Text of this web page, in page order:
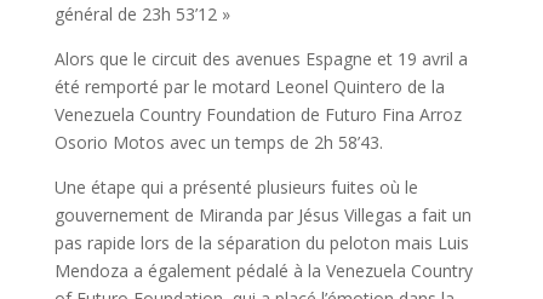
général de 23h 53’12 »
Alors que le circuit des avenues Espagne et 19 avril a
été remporté par le motard Leonel Quintero de la
Venezuela Country Foundation de Futuro Fina Arroz
Osorio Motos avec un temps de 2h 58’43.
Une étape qui a présenté plusieurs fuites où le
gouvernement de Miranda par Jésus Villegas a fait un
pas rapide lors de la séparation du peloton mais Luis
Mendoza a également pédalé à la Venezuela Country